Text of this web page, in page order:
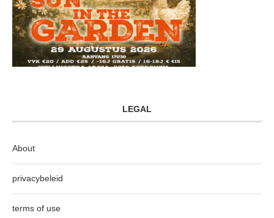
LEGAL
About
privacybeleid
terms of use